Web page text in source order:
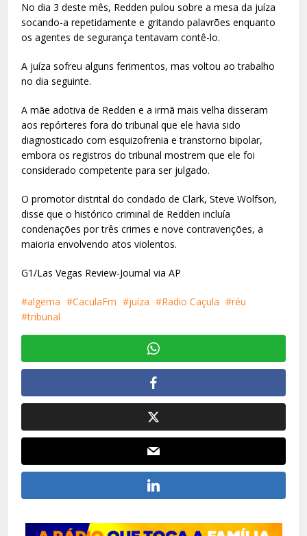
No dia 3 deste mês, Redden pulou sobre a mesa da juíza
socando-a repetidamente e gritando palavrões enquanto
os agentes de segurança tentavam contê-lo.
A juíza sofreu alguns ferimentos, mas voltou ao trabalho
no dia seguinte.
A mãe adotiva de Redden e a irmã mais velha disseram
aos repórteres fora do tribunal que ele havia sido
diagnosticado com esquizofrenia e transtorno bipolar,
embora os registros do tribunal mostrem que ele foi
considerado competente para ser julgado.
O promotor distrital do condado de Clark, Steve Wolfson,
disse que o histórico criminal de Redden incluía
condenações por três crimes e nove contravenções, a
maioria envolvendo atos violentos.
G1/Las Vegas Review-Journal via AP
algema CaculaFm juíza Radio Caçula
réu
tribunal